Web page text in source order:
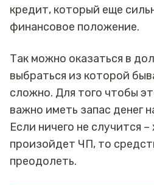
кредит, который еще
финансовое положение.
Так можно оказаться в
выбраться из которой
сложно. Для того чтобы
важно иметь запас денег
Если ничего не случится
произойдет ЧП, то
преодолеть.